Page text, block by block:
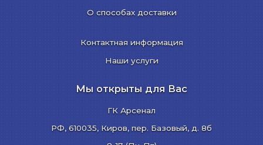
О способах доставки
Контактная информация
Наши услуги
Мы открыты для Вас
ГК Арсенал
РФ, 610035, Киров, пер. Базовый, д. 8б